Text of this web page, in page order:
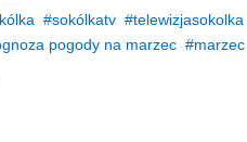
sokólkatv telewizjasokolka
pogody na marzec marzec